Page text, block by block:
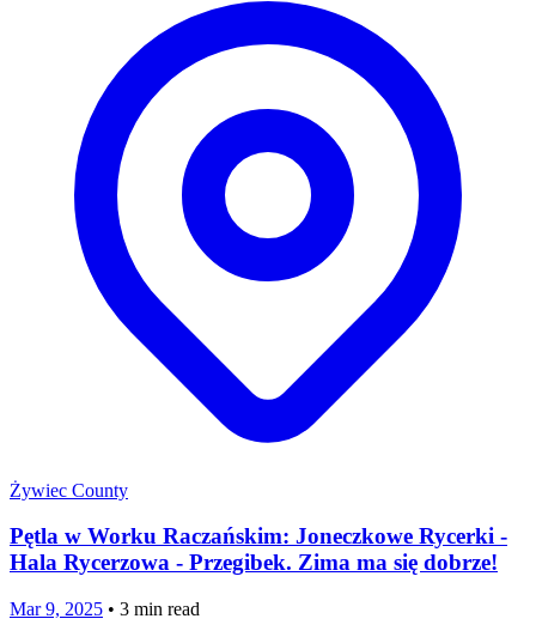
Żywiec County
Pętla w Worku Raczańskim: Joneczkowe Rycerki -
Hala Rycerzowa - Przegibek. Zima ma się dobrze!
Mar 9, 2025 • 3 min read